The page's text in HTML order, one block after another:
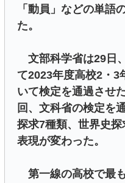
「動員」などの単語
た。
文部科学省は29日
て2023年度高校2・3
いて検定を通過させ
回、文科省の検定を
探求7種類、世界史
表現が変わった。
第一線の高校で最